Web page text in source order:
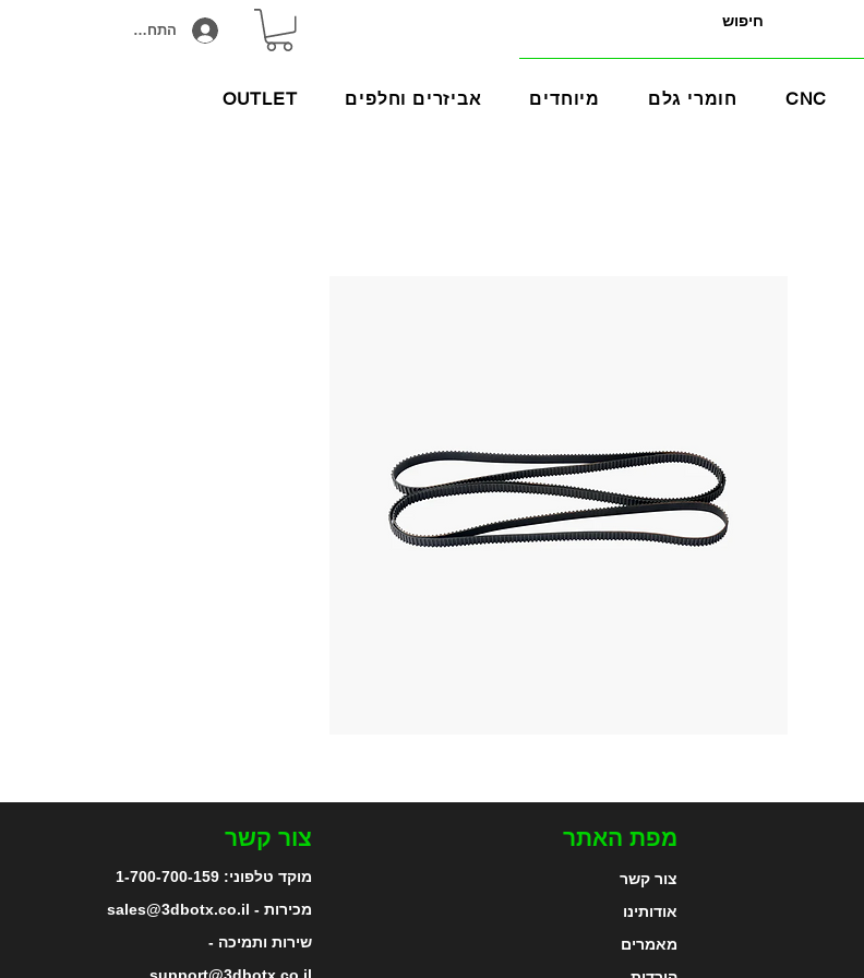
התחבר/הירשם
OUTLET אביזרים וחלפים מיוחדים חומרי גלם CNC
צור קשר
מוקד טלפוני:1-700-700-159
מכירות - sales@3dbotx.co.il
שירות ותמיכה -
support@3dbotx.co.il
מפת האתר
צור קשר
אודותינו
מאמרים